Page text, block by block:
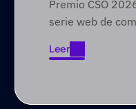
Foundry
Premio CSO
serie web de
involucra a
través de
Leer
Leer